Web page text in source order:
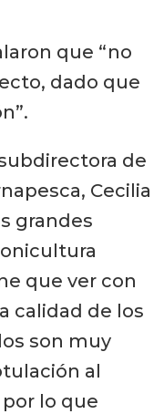
que “no
dado que
de
Cecilia
grandes
que ver con
calidad de los
son muy
al
lo que